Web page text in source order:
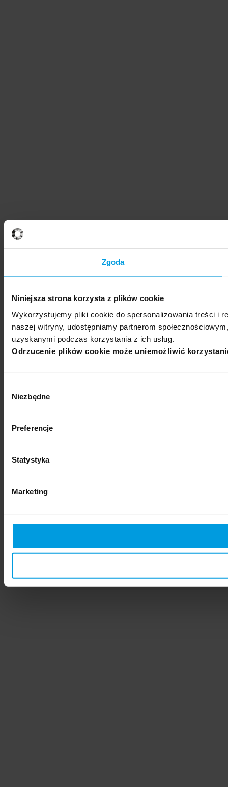
Zgoda
Niniejsza strona korzysta z plików cookie
Wykorzystujemy pliki cookie do spersonalizowania treści i
naszej witryny, udostępniamy partnerom
uzyskanymi podczas korzystania z ich usług.
Odrzucenie plików cookie może uniemożliwić
zgody
Niezbędne
Preferencje
Statystyka
Marketing